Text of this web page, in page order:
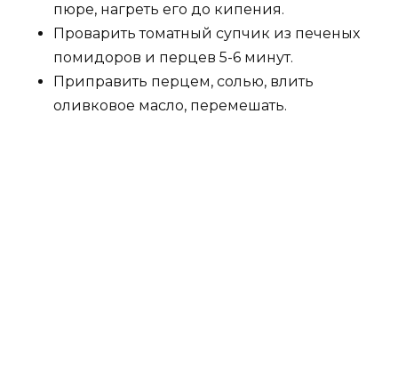
пюре, нагреть его до кипения.
Проварить томатный супчик из печеных
помидоров и перцев 5-6 минут.
Приправить перцем, солью, влить
оливковое масло, перемешать.